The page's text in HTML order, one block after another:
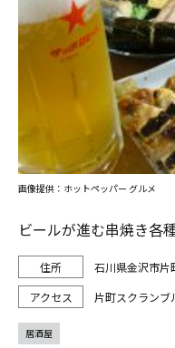
ビールが進む串焼き
石川県金沢市片
片町スクランブ
画像提供：ホットペッパー グルメ
居酒屋